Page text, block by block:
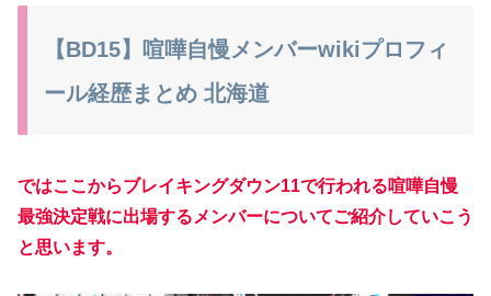
【BD15】喧嘩自慢メンバーwikiプロフィ
ール経歴まとめ 北海道
ではここからブレイキングダウン11で行われる喧嘩自慢
最強決定戦に出場するメンバーについてご紹介していこう
と思います。